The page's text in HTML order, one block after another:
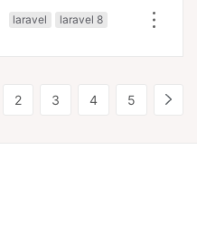
laravel laravel 8
2 3 4 5